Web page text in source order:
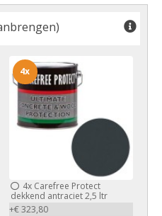
4xCarefree Protect
dekkend antraciet 2,5 ltr
+€ 323,80
4x